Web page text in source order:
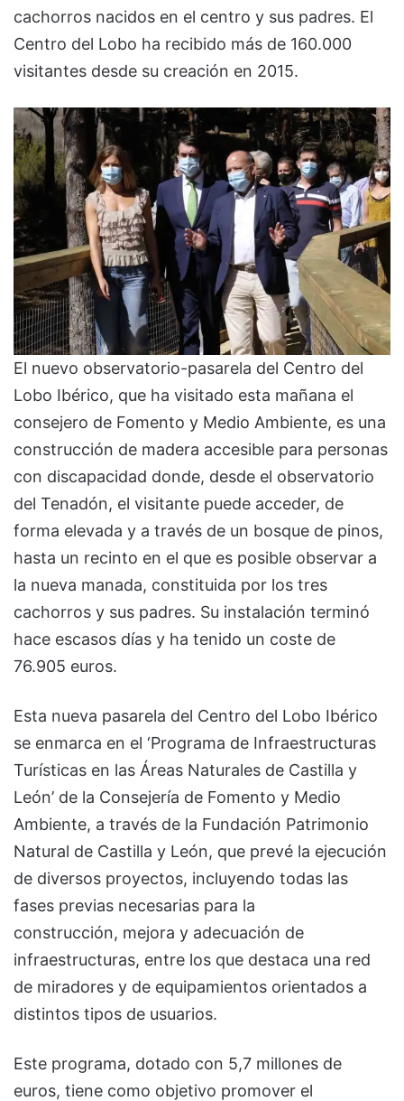
cachorros nacidos en el centro y sus padres. El
Centro del Lobo ha recibido más de 160.000
visitantes desde su creación en 2015.
El nuevo observatorio-pasarela del Centro del
Lobo Ibérico, que ha visitado esta mañana el
consejero de Fomento y Medio Ambiente, es una
construcción de madera accesible para personas
con discapacidad donde, desde el observatorio
del Tenadón, el visitante puede acceder, de
forma elevada y a través de un bosque de pinos,
hasta un recinto en el que es posible observar a
la nueva manada, constituida por los tres
cachorros y sus padres. Su instalación terminó
hace escasos días y ha tenido un coste de
76.905 euros.
Esta nueva pasarela del Centro del Lobo Ibérico
se enmarca en el ‘Programa de Infraestructuras
Turísticas en las Áreas Naturales de Castilla y
León’ de la Consejería de Fomento y Medio
Ambiente, a través de la Fundación Patrimonio
Natural de Castilla y León, que prevé la ejecución
de diversos proyectos, incluyendo todas las
fases previas necesarias para la
construcción, mejora y adecuación de
infraestructuras, entre los que destaca una red
de miradores y de equipamientos orientados a
distintos tipos de usuarios.
Este programa, dotado con 5,7 millones de
euros, tiene como objetivo promover el